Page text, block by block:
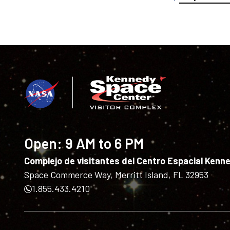
Open:9 AM to 6 PM
Complejo de visitantes del Centro Espacial
Space Commerce Way, Merritt Island, FL 32953
1.855.433.4210